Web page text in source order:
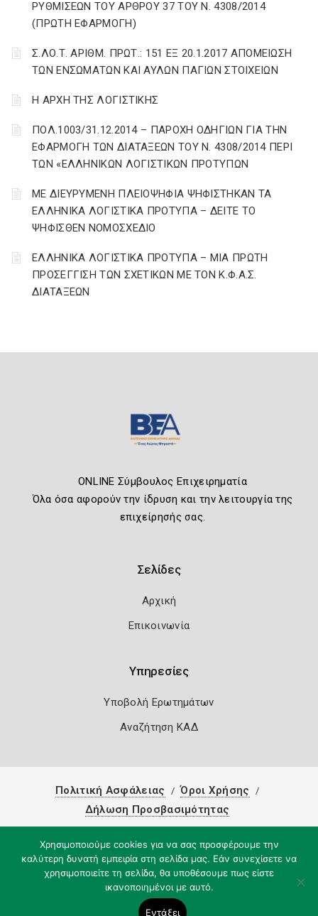
ΡΥΘΜΙΣΕΩΝ ΤΟΥ ΑΡΘΡΟΥ 37 ΤΟΥ Ν. 4308/2014
(ΠΡΩΤΗ ΕΦΑΡΜΟΓΗ)
Σ.ΛΟ.Τ. ΑΡΙΘΜ. ΠΡΩΤ.: 151 ΕΞ 20.1.2017 AΠΟΜΕΙΩΣΗ
ΤΩΝ ΕΝΣΩΜΑΤΩΝ ΚΑΙ ΑΥΛΩΝ ΠΑΓΙΩΝ ΣΤΟΙΧΕΙΩΝ
Η ΑΡΧΗ ΤΗΣ ΛΟΓΙΣΤΙΚΗΣ
ΠΟΛ.1003/31.12.2014 – ΠΑΡΟΧΗ ΟΔΗΓΙΩΝ ΓΙΑ ΤΗΝ
ΕΦΑΡΜΟΓΗ ΤΩΝ ΔΙΑΤΑΞΕΩΝ ΤΟΥ Ν. 4308/2014 ΠΕΡΙ
ΤΩΝ «ΕΛΛΗΝΙΚΩΝ ΛΟΓΙΣΤΙΚΩΝ ΠΡΟΤΥΠΩΝ
ΜΕ ΔΙΕΥΡΥΜΕΝΗ ΠΛΕΙΟΨΗΦΙΑ ΨΗΦΙΣΤΗΚΑΝ ΤΑ
ΕΛΛΗΝΙΚΑ ΛΟΓΙΣΤΙΚΑ ΠΡΟΤΥΠΑ – ΔΕΙΤΕ ΤΟ
ΨΗΦΙΣΘΕΝ ΝΟΜΟΣΧΕΔΙΟ
ΕΛΛΗΝΙΚΑ ΛΟΓΙΣΤΙΚΑ ΠΡΟΤΥΠΑ – ΜΙΑ ΠΡΩΤΗ
ΠΡΟΣΕΓΓΙΣΗ ΤΩΝ ΣΧΕΤΙΚΩΝ ΜΕ ΤΟΝ Κ.Φ.Α.Σ.
ΔΙΑΤΑΞΕΩΝ
ONLINE Σύμβουλος Επιχειρηματία
Όλα όσα αφορούν την ίδρυση και την λειτουργία της
επιχείρησής σας.
Σελίδες
Αρχική
Επικοινωνία
Υπηρεσίες
Υποβολή Ερωτημάτων
Αναζήτηση ΚΑΔ
Πολιτική Ασφάλειας
Όροι Χρήσης
Δήλωση Προσβασιμότητας
Χρησιμοποιούμε cookies για να σας προσφέρουμε την
καλύτερη δυνατή εμπειρία στη σελίδα μας. Εάν συνεχίσετε να
χρησιμοποιείτε τη σελίδα, θα υποθέσουμε πως είστε
ικανοποιημένοι με αυτό.
Εντάξει